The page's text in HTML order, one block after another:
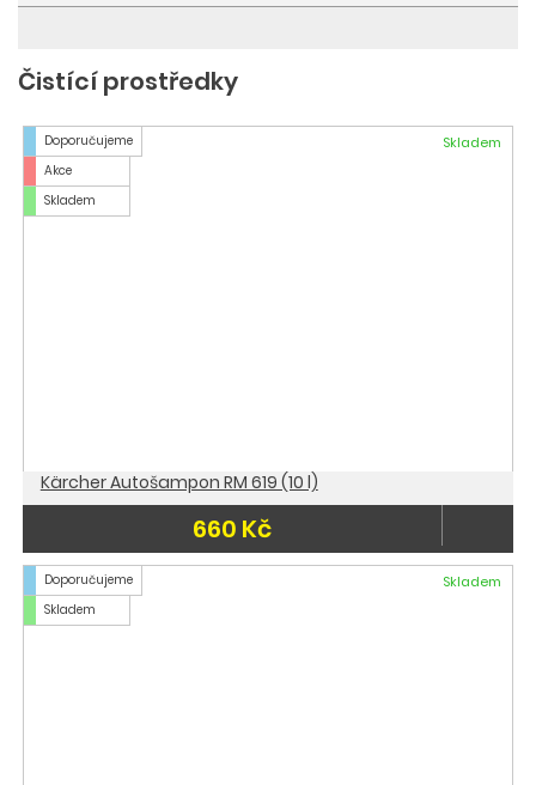
Čistící prostředky
Doporučujeme
Akce
Skladem
Skladem
Kärcher Autošampon RM 619 (10 l)
660 Kč
Doporučujeme
Skladem
Skladem